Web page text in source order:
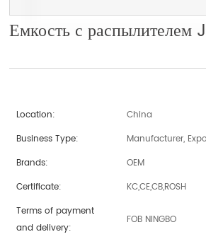
Емкость с распылителем
Location:
China
Business Type:
Manufacturer,
Brands:
OEM
Certificate:
KC,CE,CB,ROSH
Terms of payment
and delivery:
FOB NINGBO